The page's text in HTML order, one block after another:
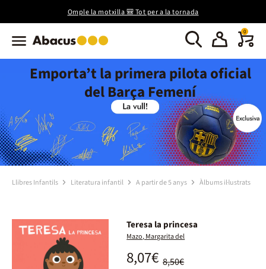
Omple la motxilla 🎒 Tot per a la tornada
0
Emporta’t la primera pilota oficial
del Barça Femení
Llibres Infantils Literatura infantil A partir de 5 anys Àlbums il·lustrats
Teresa la princesa
Mazo, Margarita del
8,50€
8,07€